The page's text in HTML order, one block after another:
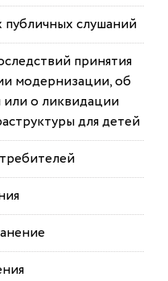
публичных слушаний
принятия
модернизации, об
или о ликвидации
для детей